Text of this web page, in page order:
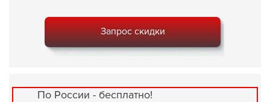
Запрос скидки
По России - бесплатно!